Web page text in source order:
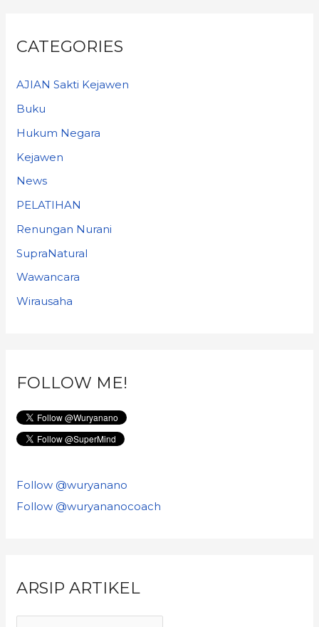
CATEGORIES
AJIAN Sakti Kejawen
Buku
Hukum Negara
Kejawen
News
PELATIHAN
Renungan Nurani
SupraNatural
Wawancara
Wirausaha
FOLLOW ME!
Follow @wuryanano
Follow @wuryananocoach
ARSIP ARTIKEL